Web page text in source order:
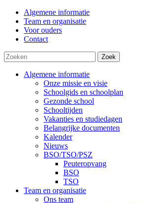
Algemene informatie
Team en organisatie
Voor ouders
Contact
Zoek
Algemene informatie
Onze missie en visie
Schoolgids en schoolplan
Gezonde school
Schooltijden
Vakanties en studiedagen
Belangrijke documenten
Kalender
Nieuws
BSO/TSO/PSZ
Peuteropvang
BSO
TSO
Team en organisatie
Ons team